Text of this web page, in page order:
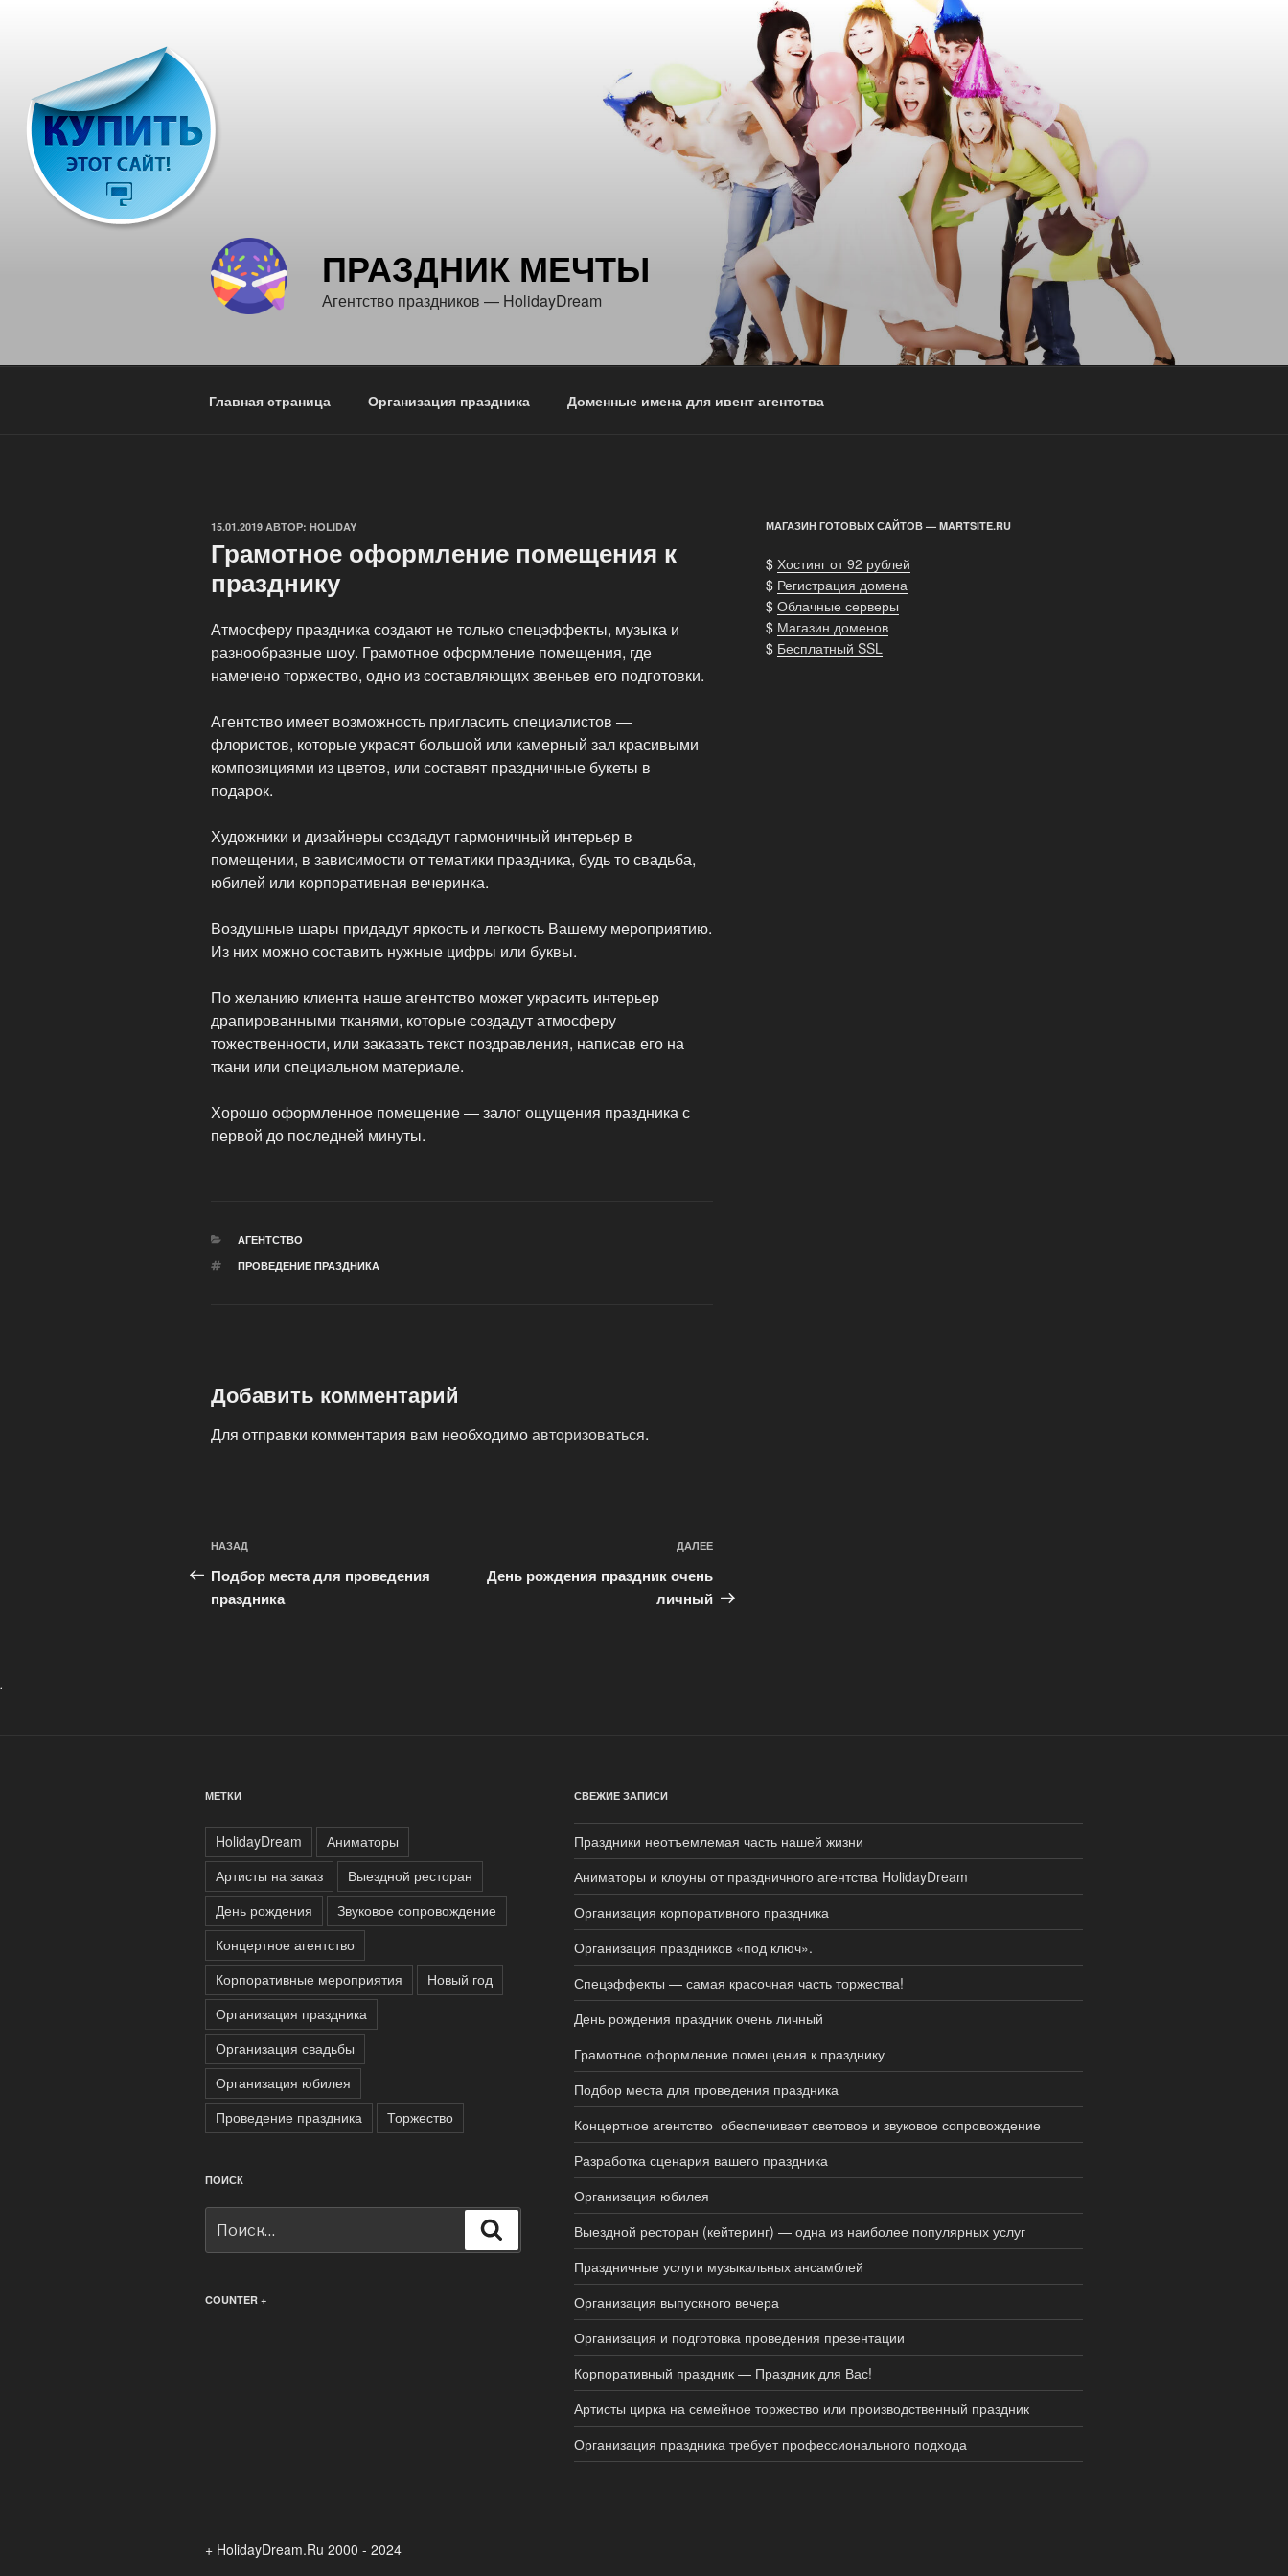
ПРАЗДНИК МЕЧТЫ
Агентство праздников — HolidayDream
Главная страница Организация праздника Доменные имена для ивент агентства
ОПУБЛИКОВАНО
15.01.2019 АВТОР: HOLIDAY
Грамотное оформление помещения к
празднику
Атмосферу праздника создают не только спецэффекты, музыка и
разнообразные шоу. Грамотное оформление помещения, где
намечено торжество, одно из составляющих звеньев его подготовки.
Агентство имеет возможность пригласить специалистов —
флористов, которые украсят большой или камерный зал красивыми
композициями из цветов, или составят праздничные букеты в
подарок.
Художники и дизайнеры создадут гармоничный интерьер в
помещении, в зависимости от тематики праздника, будь то свадьба,
юбилей или корпоративная вечеринка.
Воздушные шары придадут яркость и легкость Вашему мероприятию.
Из них можно составить нужные цифры или буквы.
По желанию клиента наше агентство может украсить интерьер
драпированными тканями, которые создадут атмосферу
тожественности, или заказать текст поздравления, написав его на
ткани или специальном материале.
Хорошо оформленное помещение — залог ощущения праздника с
первой до последней минуты.
РУБРИКИ
АГЕНТСТВО
МЕТКИ
ПРОВЕДЕНИЕ ПРАЗДНИКА
Добавить комментарий
Для отправки комментария вам необходимоавторизоваться.
Навигация
по
записям
Предыдущая
запись:
НАЗАД
Подбор места для проведения
праздника
ДАЛЕЕ
День рождения праздник очень
личный
МАГАЗИН ГОТОВЫХ САЙТОВ — MARTSITE.RU
$ Хостинг от 92 рублей
$ Регистрация домена
$ Облачные серверы
$ Магазин доменов
$ Бесплатный SSL
.
МЕТКИ
HolidayDream
Аниматоры
Артисты на заказ
Выездной ресторан
День рождения
Звуковое сопровождение
Концертное агентство
Корпоративные мероприятия
Новый год
Организация праздника
Организация свадьбы
Организация юбилея
Проведение праздника
Торжество
ПОИСК
COUNTER +
СВЕЖИЕ ЗАПИСИ
Праздники неотъемлемая часть нашей жизни
Аниматоры и клоуны от праздничного агентства HolidayDream
Организация корпоративного праздника
Организация праздников «под ключ».
Спецэффекты — самая красочная часть торжества!
День рождения праздник очень личный
Грамотное оформление помещения к празднику
Подбор места для проведения праздника
Концертное агентство обеспечивает световое и звуковое сопровождение
Разработка сценария вашего праздника
Организация юбилея
Выездной ресторан (кейтеринг) — одна из наиболее популярных услуг
Праздничные услуги музыкальных ансамблей
Организация выпускного вечера
Организация и подготовка проведения презентации
Корпоративный праздник — Праздник для Вас!
Артисты цирка на семейное торжество или производственный праздник
Организация праздника требует профессионального подхода
+ HolidayDream.Ru 2000 - 2024